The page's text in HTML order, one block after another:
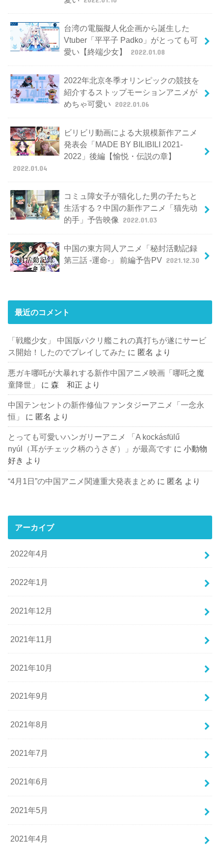
台湾の電脳擬人化企画から誕生した
Vtuber「平平子 Padko」がとっても可
愛い【終端少女】
2022.01.08
2022年北京冬季オリンピックの競技を
紹介するストップモーションアニメが
めちゃ可愛い 2022.01.06
ビリビリ動画による大規模新作アニメ
発表会「MADE BY BILIBILI 2021-
2022」後編【愉悦・伝説の章】
2022.01.04
コミュ障女子が猫化した男の子たちと
生活する？中国の新作アニメ「猫先动
的手」予告映像
2022.01.03
中国の東方同人アニメ「秘封活動記録
第三話 -運命-」 前編予告PV 2021.12.30
最近のコメント
「戦艦少女」 中国版パクリ艦これの真打ちが遂にサービ
ス開始！したのでプレイしてみた に 匿名 より
悪ガキ哪吒が大暴れする新作中国アニメ映画「哪吒之魔
童降世」
に森 和正 より
中国テンセントの新作修仙ファンタジーアニメ「一念永
恒」
に 匿名 より
とっても可愛いハンガリーアニメ 「A kockásfülű
nyúl（耳がチェック柄のうさぎ）」が最高です に小動物
好き より
“4月1日”の中国アニメ関連重大発表まとめ に 匿名 より
アーカイブ
2022年4月
2022年1月
2021年12月
2021年11月
2021年10月
2021年9月
2021年8月
2021年7月
2021年6月
2021年5月
2021年4月